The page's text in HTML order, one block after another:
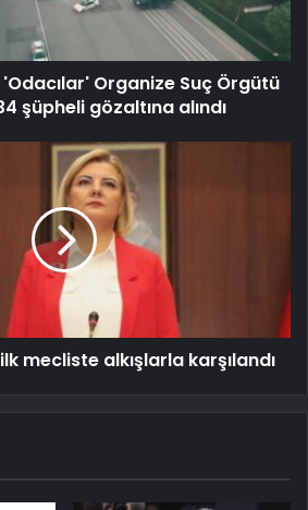
Organize Suç Örgütü
şüpheli gözaltına alındı
mecliste alkışlarla karşılandı